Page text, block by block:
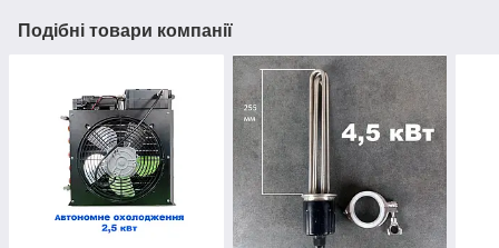
Подібні товари компанії